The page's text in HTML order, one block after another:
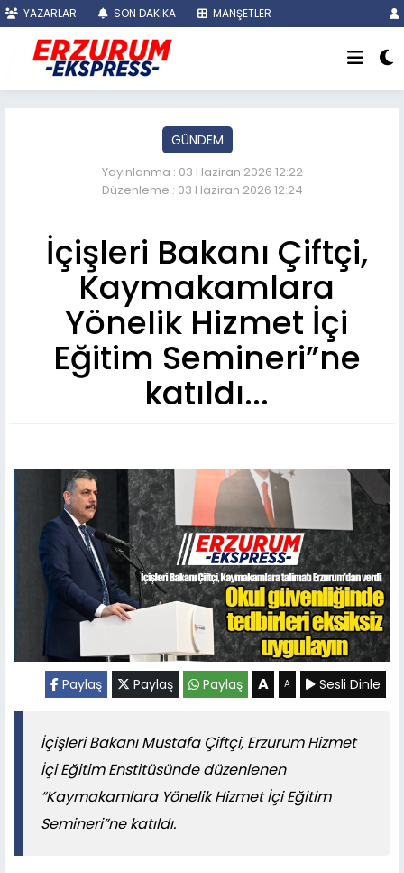
YAZARLAR SON DAKİKA MANŞETLER
GÜNDEM
Yayınlanma : 03 Haziran 2026 12:22
Düzenleme : 03 Haziran 2026 12:24
İçişleri Bakanı Çiftçi,
Kaymakamlara
Yönelik Hizmet İçi
Eğitim Semineri”ne
katıldı...
Paylaş Paylaş Paylaş A A Sesli Dinle
İçişleri Bakanı Mustafa Çiftçi, Erzurum Hizmet
İçi Eğitim Enstitüsünde düzenlenen
“Kaymakamlara Yönelik Hizmet İçi Eğitim
Semineri”ne katıldı.